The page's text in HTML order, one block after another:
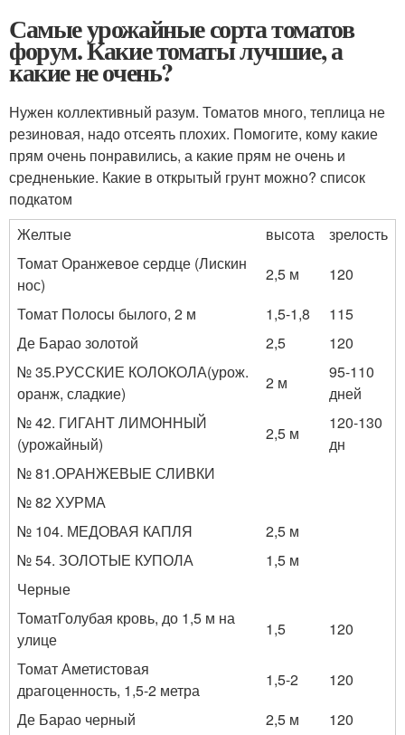
Самые урожайные сорта томатов
форум. Какие томаты лучшие, а
какие не очень?
Нужен коллективный разум. Томатов много, теплица не
резиновая, надо отсеять плохих. Помогите, кому какие
прям очень понравились, а какие прям не очень и
средненькие. Какие в открытый грунт можно? список
подкатом
Желтые
высота
зрелость
Томат Оранжевое сердце (Лискин
нос)
2,5 м
120
Томат Полосы былого, 2 м
1,5-1,8
115
Де Барао золотой
2,5
120
№ 35.РУССКИЕ КОЛОКОЛА(урож.
оранж, сладкие)
2 м
95-110
дней
№ 42. ГИГАНТ ЛИМОННЫЙ
(урожайный)
2,5 м
120-130
дн
№ 81.ОРАНЖЕВЫЕ СЛИВКИ
№ 82 ХУРМА
№ 104. МЕДОВАЯ КАПЛЯ
2,5 м
№ 54. ЗОЛОТЫЕ КУПОЛА
1,5 м
Черные
ТоматГолубая кровь, до 1,5 м на
улице
1,5
120
Томат Аметистовая
драгоценность, 1,5-2 метра
1,5-2
120
Де Барао черный
2,5 м 120